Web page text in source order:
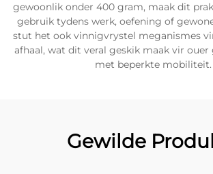
gewoonlik onder 400 gram, maak dit
gebruik tydens werk, oefening of
stut het ook vinnigvrystel meganismes
afhaal, wat dit veral geskik maak vir ouer
met beperkte mobiliteit.
Gewilde